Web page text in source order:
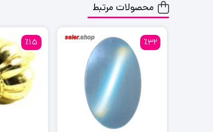
محصولات مرتبط
٪32 ٪15